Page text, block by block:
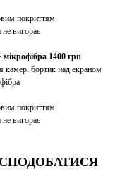
покриттям
не вигорає
1400 грн
камер, бортик над екраном
покриттям
не вигорає